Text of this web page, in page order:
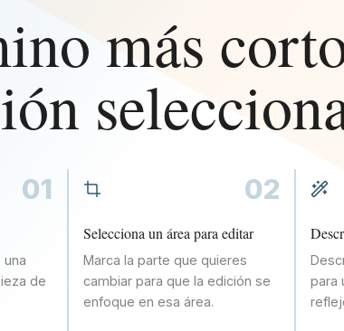
más
01
una
de
02
Selecciona un área para editar
Marca la parte que quieres
cambiar para que la edición se
enfoque en esa área.
para